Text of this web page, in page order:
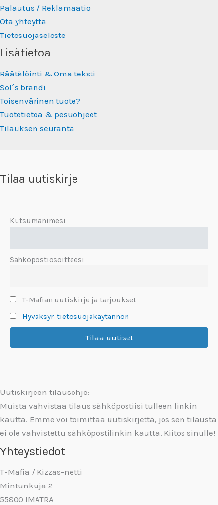
Palautus / Reklamaatio
Ota yhteyttä
Tietosuojaseloste
Lisätietoa
Räätälöinti & Oma teksti
Sol´s brändi
Toisenvärinen tuote?
Tuotetietoa & pesuohjeet
Tilauksen seuranta
Tilaa uutiskirje
Kutsumanimesi
Sähköpostiosoitteesi
T-Mafian uutiskirje ja tarjoukset
Hyväksyn tietosuojakäytännön
Uutiskirjeen tilausohje:
Muista vahvistaa tilaus sähköpostiisi tulleen linkin
kautta. Emme voi toimittaa uutiskirjettä, jos sen tilausta
ei ole vahvistettu sähköpostilinkin kautta. Kiitos sinulle!
Yhteystiedot
T-Mafia / Kizzas-netti
Mintunkuja 2
55800 IMATRA